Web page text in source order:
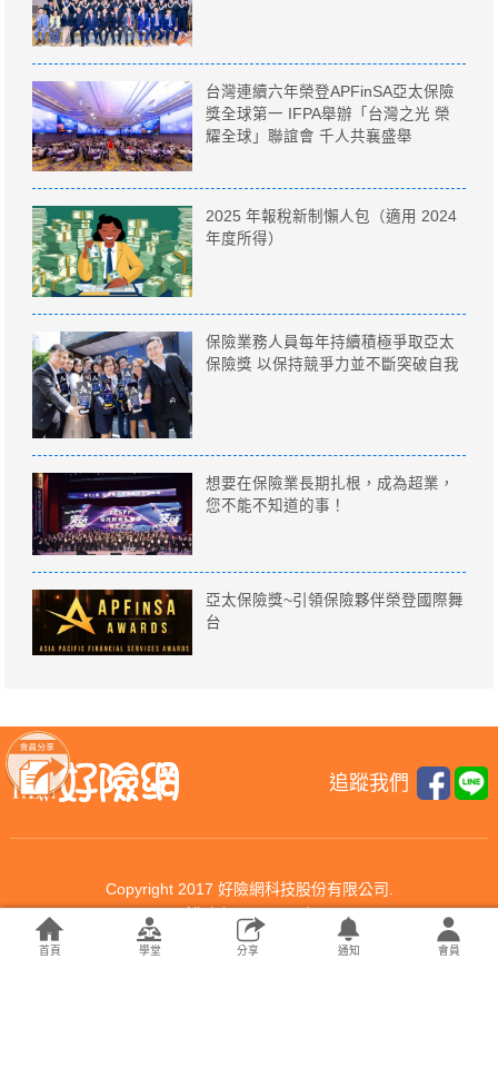
台灣連續六年榮登APFinSA亞太保險
獎全球第一 IFPA舉辦「台灣之光 榮
耀全球」聯誼會 千人共襄盛舉
2025 年報稅新制懶人包（適用 2024
年度所得）
保險業務人員每年持續積極爭取亞太
保險獎 以保持競爭力並不斷突破自我
想要在保險業長期扎根，成為超業，
您不能不知道的事！
亞太保險獎~引領保險夥伴榮登國際舞
台
追蹤我們
Copyright 2017 好險網科技股份有限公司.
All rights reserved.